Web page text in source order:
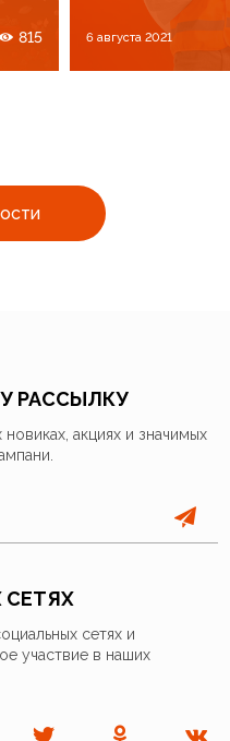
815 6 августа 2021
РАССЫЛКУ
акциях и значимых
сетях и
участвие в наших